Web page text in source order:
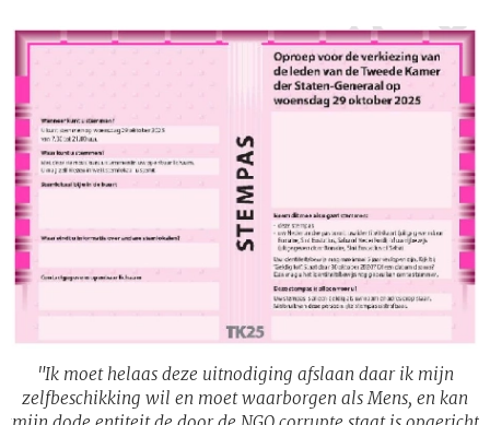
"Ik moet helaas deze uitnodiging afslaan daar ik mijn
zelfbeschikking wil en moet waarborgen als Mens, en kan